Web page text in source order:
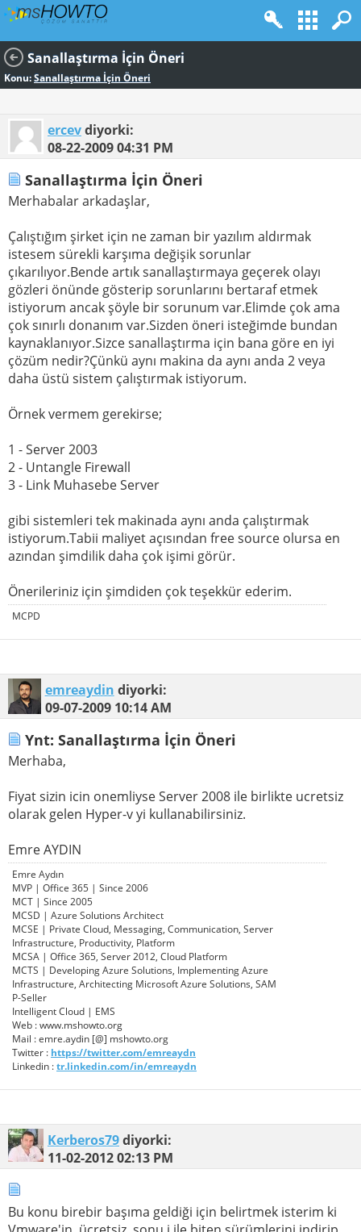
Sanallaştırma İçin Öneri
Konu:Sanallaştırma İçin Öneri
ercevdiyorki:
08-22-200904:31 PM
Sanallaştırma İçin Öneri
Merhabalar arkadaşlar,
Çalıştığım şirket için ne zaman bir yazılım aldırmak
istesem sürekli karşıma değişik sorunlar
çıkarılıyor.Bende artık sanallaştırmaya geçerek olayı
gözleri önünde gösterip sorunlarını bertaraf etmek
istiyorum ancak şöyle bir sorunum var.Elimde çok ama
çok sınırlı donanım var.Sizden öneri isteğimde bundan
kaynaklanıyor.Sizce sanallaştırma için bana göre en iyi
çözüm nedir?Çünkü aynı makina da aynı anda 2 veya
daha üstü sistem çalıştırmak istiyorum.
Örnek vermem gerekirse;
1 - Server 2003
2 - Untangle Firewall
3 - Link Muhasebe Server
gibi sistemleri tek makinada aynı anda çalıştırmak
istiyorum.Tabii maliyet açısından free source olursa en
azından şimdilik daha çok işimi görür.
Önerileriniz için şimdiden çok teşekkür ederim.
MCPD
emreaydin diyorki:
09-07-2009 10:14 AM
Ynt: Sanallaştırma İçin Öneri
Merhaba,
Fiyat sizin icin onemliyse Server 2008 ile birlikte ucretsiz
olarak gelen Hyper-v yi kullanabilirsiniz.
Emre AYDIN
Emre Aydın
MVP | Office 365 | Since 2006
MCT | Since 2005
MCSD | Azure Solutions Architect
MCSE | Private Cloud, Messaging, Communication, Server
Infrastructure, Productivity, Platform
MCSA | Office 365, Server 2012, Cloud Platform
MCTS | Developing Azure Solutions, Implementing Azure
Infrastructure, Architecting Microsoft Azure Solutions, SAM
P-Seller
Intelligent Cloud | EMS
Web : www.mshowto.org
Mail : emre.aydin [@] mshowto.org
Twitter : https://twitter.com/emreaydn
Linkedin :tr.linkedin.com/in/emreaydn
Kerberos79diyorki:
11-02-201202:13 PM
Bu konu birebir başıma geldiği için belirtmek isterim ki